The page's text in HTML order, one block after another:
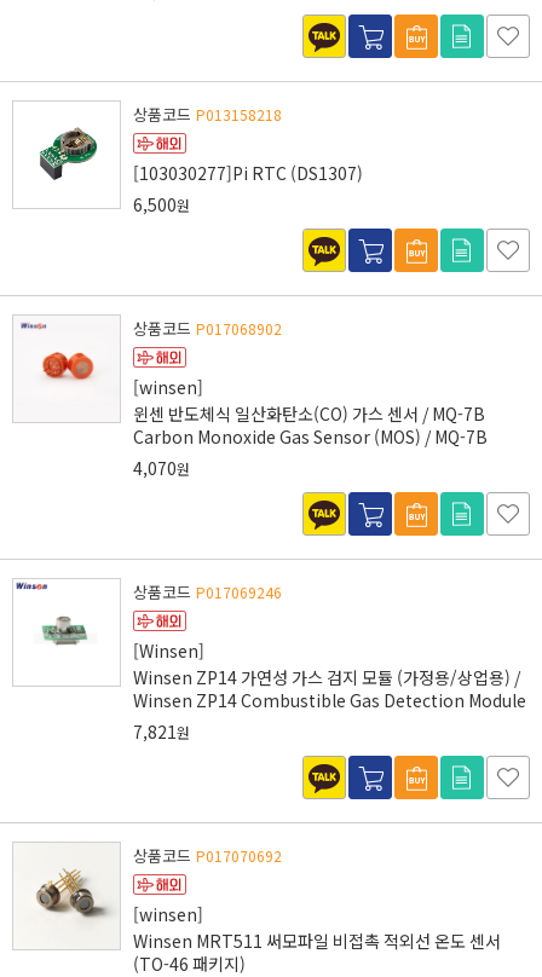
상품코드 P013158218
[103030277]Pi RTC (DS1307)
6,500원
상품코드 P017068902
[winsen]
윈센 반도체식 일산화탄소(CO) 가스 센서 / MQ-7B
Carbon Monoxide Gas Sensor (MOS) / MQ-7B
4,070원
상품코드 P017069246
[Winsen]
Winsen ZP14 가연성 가스 검지 모듈 (가정용/상업용) /
Winsen ZP14 Combustible Gas Detection Module
7,821원
상품코드 P017070692
[winsen]
Winsen MRT511 써모파일 비접촉 적외선 온도 센서
(TO-46 패키지)